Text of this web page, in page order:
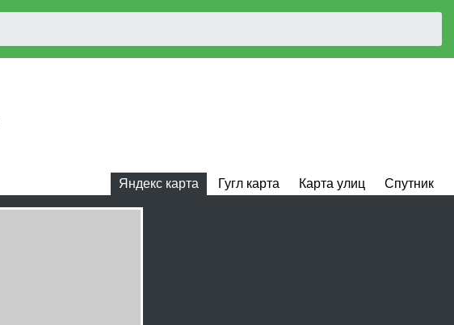
Яндекс карта Гугл карта Карта улиц Спутник